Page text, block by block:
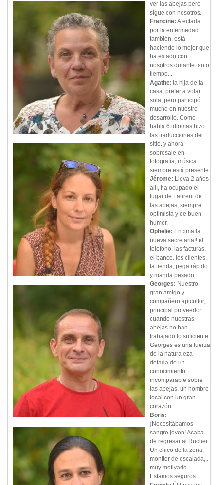
ver las abejas pero
sigue con nosotros.
Francine: Afectada
por la enfermedad
también, está
haciendo lo mejor que
ha estado con
nosotros durante tanto
tiempo...
Agathe: la hija de la
casa, prefería volar
sola, pero participó
mucho en nuestro
desarrollo. Como
habla 6 idiomas hizo
las traducciones del
sitio. y ahora
sobresale en
fotografía, música...
siempre está presente.
Jérome: Lleva 2 años
allí, ha ocupado el
lugar de Laurent de
las abejas, siempre
optimista y de buen
humor.
Ophelie: Encima la
nueva secretaria!! el
teléfono, las facturas,
el banco, los clientes,
la tienda, pega rápido
y manda pesado....
Georges: Nuestro
gran amigo y
compañero apicultor,
principal proveedor
cuando nuestras
abejas no han
trabajado lo suficiente.
Georges es una fuerza
de la naturaleza
dotada de un
conocimiento
incomparable sobre
las abejas, un hombre
local con un gran
corazón.
Boris:
¡Necesitábamos
sangre joven! Acaba
de regresar al Rucher.
Un chico de la zona,
monitor de escalada,..
muy motivado
Estamos seguros...